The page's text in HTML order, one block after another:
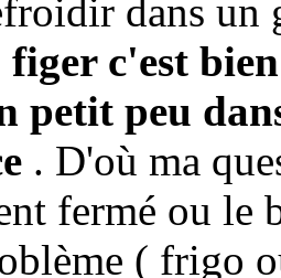
dans un
figer c'est
petit peu
. D'où ma
fermé ou le
( frigo